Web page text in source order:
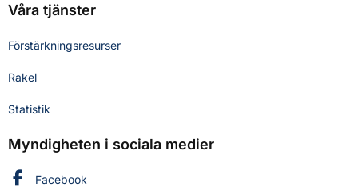
Våra tjänster
Förstärkningsresurser
Rakel
Statistik
Myndigheten i sociala medier
Myndigheten för civilt försvar på
Facebook